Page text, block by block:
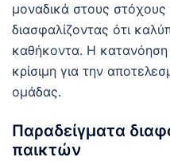
μοναδικά στους
διασφαλίζοντας ότι
καθήκοντα. Η
κρίσιμη για την
ομάδας.
Παραδείγματα
παικτών